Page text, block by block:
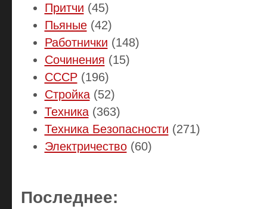
Притчи (45)
Пьяные(42)
Работнички (148)
Сочинения (15)
СССР(196)
Стройка(52)
Техника(363)
Техника Безопасности (271)
Электричество(60)
Последнее: